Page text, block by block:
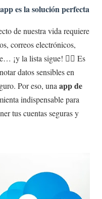
es la solución perfecta
de nuestra vida requiere
correos electrónicos,
¡y la lista sigue! 😵‍💫 Es
datos sensibles en
Por eso, una app de
indispensable para
tus cuentas seguras y